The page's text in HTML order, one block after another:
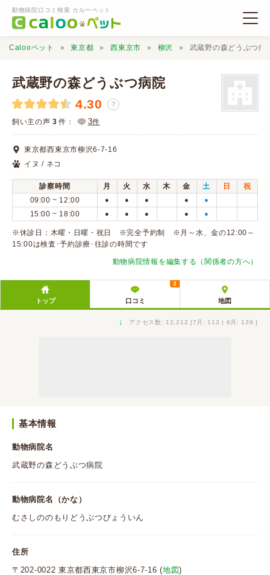
動物病院口コミ検索 カルーペット
動物病院検索
口コミ検索
Calooペットとは？
口コミ投稿
Calooペット 東京都 西東京市 柳沢 武蔵野の森どうぶつ病
武蔵野の森どうぶつ病院
4.30 ？
飼い主の声 3 件： 3件
東京都西東京市柳沢6-7-16
イヌ / ネコ
診察時間 月 火 水 木 金 土 日
祝
09:00 ~ 12:00
● ● ● ● ●
15:00 ~ 18:00 ● ● ● ● ●
※休診日：木曜・日曜・祝日 ※完全予約制 ※月～水、金の12:00～
15:00は検査･予約診療･往診の時間です
動物病院情報を編集する（関係者の方へ）
トップ 口コミ
3
地図
↓ アクセス数: 12,212 [7月: 113 | 6月: 139 ]
基本情報
動物病院名
武蔵野の森どうぶつ病院
動物病院名（かな）
むさしののもりどうぶつびょういん
住所
〒202-0022 東京都西東京市柳沢6-7-16 (地図)